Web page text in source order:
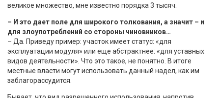
великое множество, мне известно порядка 3 тысяч.
– И это дает поле для широкого толкования, а значит – и
для злоупотреблений со стороны чиновников…
– Да. Приведу пример: участок имеет статус: «для
эксплуатации модуля» или еще абстрактнее: «для уставных
видов деятельности». Что это такое, не понятно. В итоге
местные власти могут использовать данный надел, как им
заблагорассудится.